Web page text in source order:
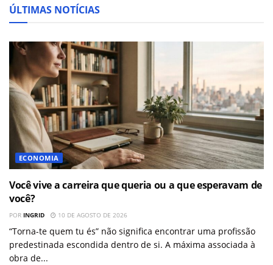
ÚLTIMAS NOTÍCIAS
ECONOMIA
Você vive a carreira que queria ou a que esperavam de
você?
POR INGRID 10 DE AGOSTO DE 2026
“Torna-te quem tu és” não significa encontrar uma profissão
predestinada escondida dentro de si. A máxima associada à
obra de...